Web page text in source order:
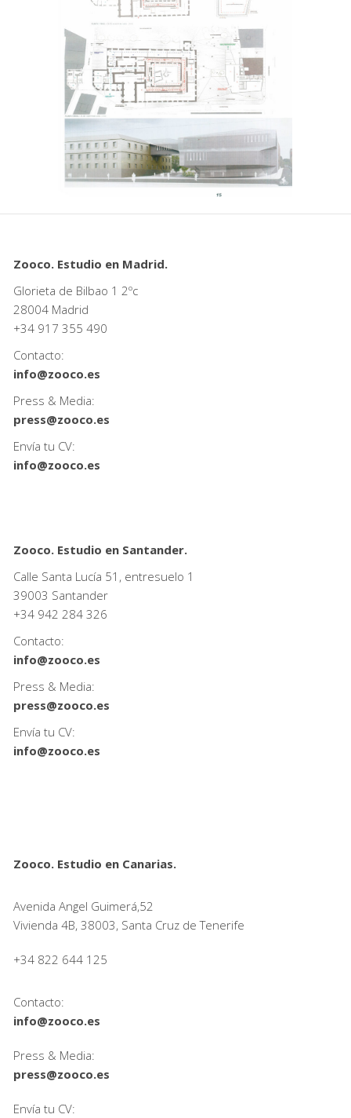
Zooco. Estudio en Madrid.
Glorieta de Bilbao 1 2ºc
28004 Madrid
+34 917 355 490
Contacto:
info@zooco.es
Press & Media:
press@zooco.es
Envía tu CV:
info@zooco.es
Zooco. Estudio en Santander.
Calle Santa Lucía 51, entresuelo 1
39003 Santander
+34 942 284 326
Contacto:
info@zooco.es
Press & Media:
press@zooco.es
Envía tu CV:
info@zooco.es
Zooco. Estudio en Canarias.
Avenida Angel Guimerá,52
Vivienda 4B, 38003, Santa Cruz de Tenerife
+34 822 644 125
Contacto:
info@zooco.es
Press & Media:
press@zooco.es
Envía tu CV: